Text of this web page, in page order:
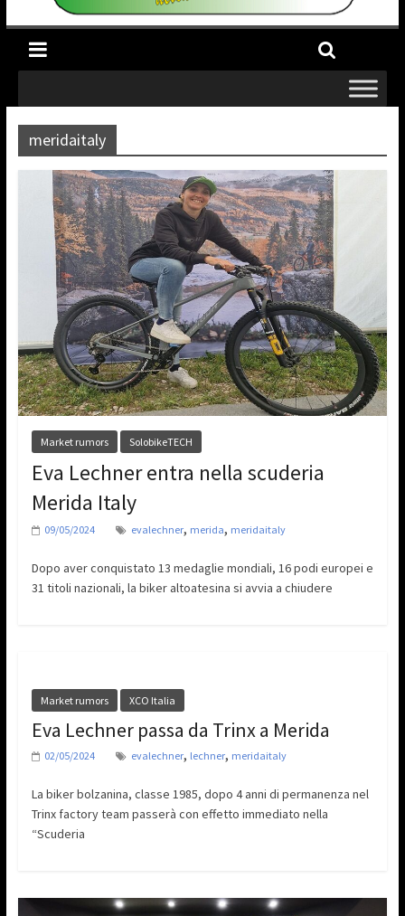
meridaitaly
Market rumors SolobikeTECH
Eva Lechner entra nella scuderia
Merida Italy
09/05/2024 evalechner, merida, meridaitaly
Dopo aver conquistato 13 medaglie mondiali, 16 podi europei e
31 titoli nazionali, la biker altoatesina si avvia a chiudere
Market rumors XCO Italia
Eva Lechner passa da Trinx a Merida
02/05/2024 evalechner, lechner, meridaitaly
La biker bolzanina, classe 1985, dopo 4 anni di permanenza nel
Trinx factory team passerà con effetto immediato nella
“Scuderia